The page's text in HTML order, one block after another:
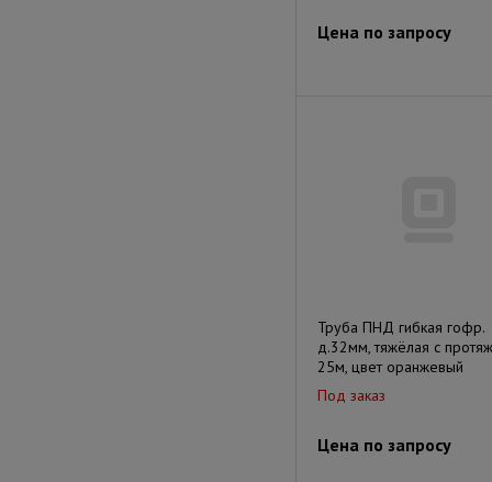
Цена по запросу
Труба ПНД гибкая гофр.
д.32мм, тяжёлая с
25м, цвет оранжевый
Под заказ
Цена по запросу